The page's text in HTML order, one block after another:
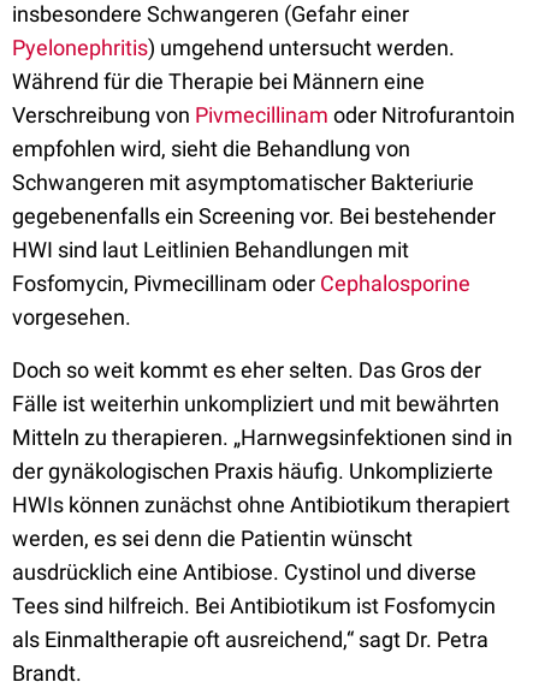
insbesondere Schwangeren (Gefahr einer
Pyelonephritis) umgehend untersucht werden.
Während für die Therapie bei Männern eine
Verschreibung von Pivmecillinam oder Nitrofurantoin
empfohlen wird, sieht die Behandlung von
Schwangeren mit asymptomatischer Bakteriurie
gegebenenfalls ein Screening vor. Bei bestehender
HWI sind laut Leitlinien Behandlungen mit
Fosfomycin, Pivmecillinam oder Cephalosporine
vorgesehen.
Doch so weit kommt es eher selten. Das Gros der
Fälle ist weiterhin unkompliziert und mit bewährten
Mitteln zu therapieren. „Harnwegsinfektionen sind in
der gynäkologischen Praxis häufig. Unkomplizierte
HWIs können zunächst ohne Antibiotikum therapiert
werden, es sei denn die Patientin wünscht
ausdrücklich eine Antibiose. Cystinol und diverse
Tees sind hilfreich. Bei Antibiotikum ist Fosfomycin
als Einmaltherapie oft ausreichend,“ sagt Dr. Petra
Brandt.